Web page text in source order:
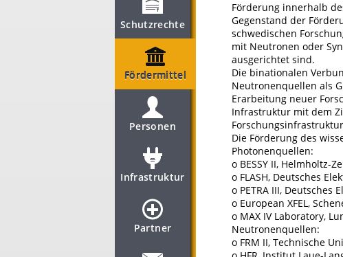
Schutzrechte
Fördermittel
Personen
Infrastruktur
Partner
Förderung innerhalb
Gegenstand der
schwedischen
mit Neutronen oder
ausgerichtet sind.
Die binationalen
Neutronenquellen als
Erarbeitung neuer
Infrastruktur mit dem
Die Förderung des
Photonenquellen:
o BESSY II, Helmholtz-
o FLASH, Deutsches
o PETRA III, Deutsches
o European XFEL,
o MAX IV Laboratory,
Neutronenquellen:
o FRM II, Technische